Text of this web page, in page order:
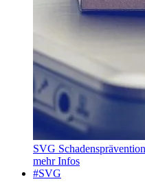
SVG Schadensprävention
mehr Infos
#SVG